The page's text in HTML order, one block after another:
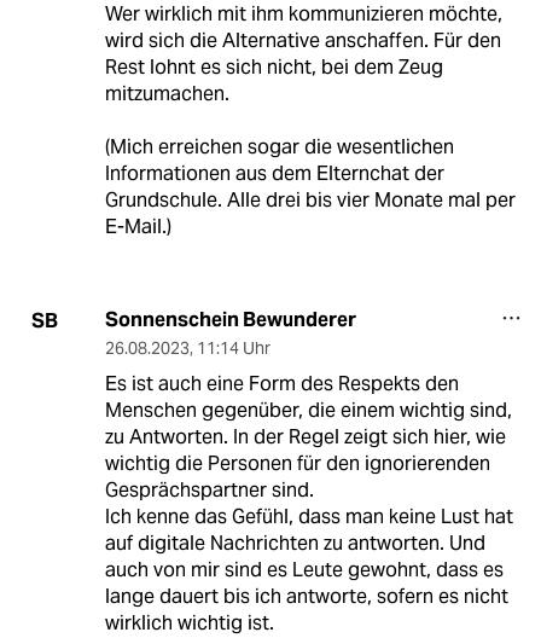
Wer wirklich mit ihm kommunizieren möchte,
wird sich die Alternative anschaffen. Für den
Rest lohnt es sich nicht, bei dem Zeug
mitzumachen.
(Mich erreichen sogar die wesentlichen
Informationen aus dem Elternchat der
Grundschule. Alle drei bis vier Monate mal per
E-Mail.)
SB Sonnenschein Bewunderer
26.08.2023, 11:14 Uhr
Es ist auch eine Form des Respekts den
Menschen gegenüber, die einem wichtig sind,
zu Antworten. In der Regel zeigt sich hier, wie
wichtig die Personen für den ignorierenden
Gesprächspartner sind.
Ich kenne das Gefühl, dass man keine Lust hat
auf digitale Nachrichten zu antworten. Und
auch von mir sind es Leute gewohnt, dass es
lange dauert bis ich antworte, sofern es nicht
wirklich wichtig ist.